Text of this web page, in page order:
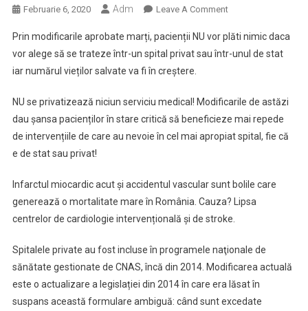
Februarie 6, 2020 Adm Leave A CommentOn
Pentru
Modificarea
Legii
95
Privind
Sănătate
Prin modificarile aprobate marți, pacienții NU vor plăti nimic daca
vor alege să se trateze într-un spital privat sau într-unul de stat
iar numărul vieților salvate va fi în creștere.
NU se privatizează niciun serviciu medical! Modificarile de astăzi
dau șansa pacienților în stare critică să beneficieze mai repede
de intervențiile de care au nevoie în cel mai apropiat spital, fie că
e de stat sau privat!
Infarctul miocardic acut și accidentul vascular sunt bolile care
generează o mortalitate mare în România. Cauza? Lipsa
centrelor de cardiologie intervențională și de stroke.
Spitalele private au fost incluse în programele naţionale de
sănătate gestionate de CNAS, încă din 2014. Modificarea actuală
este o actualizare a legislației din 2014 în care era lăsat în
suspans această formulare ambiguă: când sunt excedate